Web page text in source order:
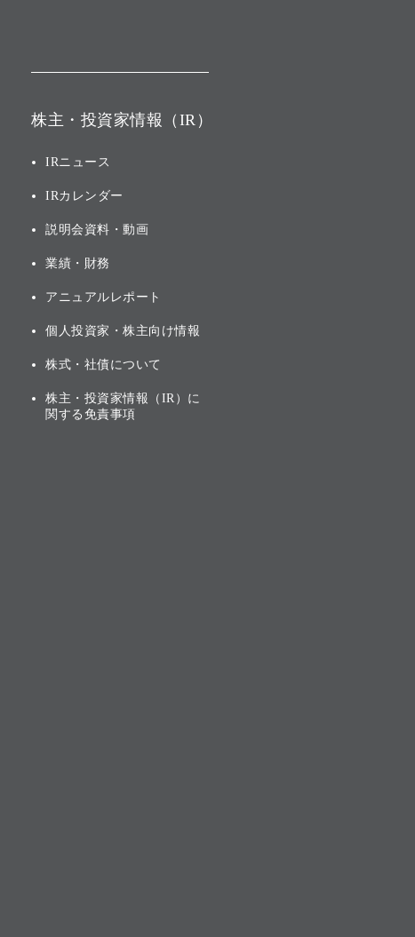
株主・投資家情報（IR）
IRニュース
IRカレンダー
説明会資料・動画
業績・財務
アニュアルレポート
個人投資家・株主向け情報
株式・社債について
株主・投資家情報（IR）に
関する免責事項